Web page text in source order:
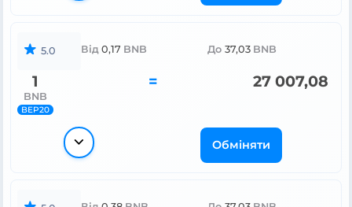
5.0 Від 0,17 BNB До 37,03 BNB
1
BNB
BEP20
= 27 007,08
Обміняти